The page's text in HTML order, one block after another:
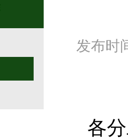
发布时
各